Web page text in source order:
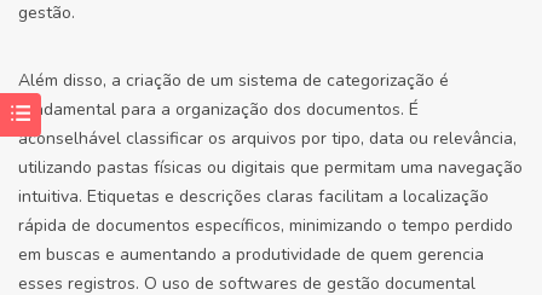
gestão.
Além disso, a criação de um sistema de categorização é
fundamental para a organização dos documentos. É
aconselhável classificar os arquivos por tipo, data ou relevância,
utilizando pastas físicas ou digitais que permitam uma navegação
intuitiva. Etiquetas e descrições claras facilitam a localização
rápida de documentos específicos, minimizando o tempo perdido
em buscas e aumentando a produtividade de quem gerencia
esses registros. O uso de softwares de gestão documental